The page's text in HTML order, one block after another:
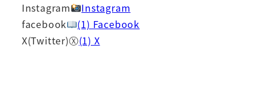
Instagram
Instagram
facebook
(1) Facebook
X(Twitter)Ⓧ(1) X